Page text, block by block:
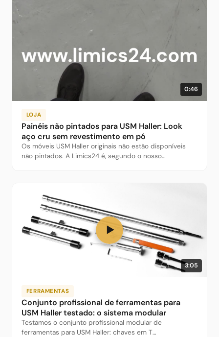
0:46
LOJA
Painéis não pintados para USM Haller: Look
aço cru sem revestimento em pó
Os móveis USM Haller originais não estão disponíveis
não pintados. A Limics24 é, segundo o nosso
▶
3:05
FERRAMENTAS
Conjunto profissional de ferramentas para
USM Haller testado: o sistema modular
Testamos o conjunto profissional modular de
ferramentas para USM Haller: chaves em T